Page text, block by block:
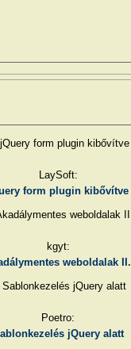
LaySoft:
form plugin kibővítve
kgyt:
weboldalak II.
Poetro:
jQuery alatt